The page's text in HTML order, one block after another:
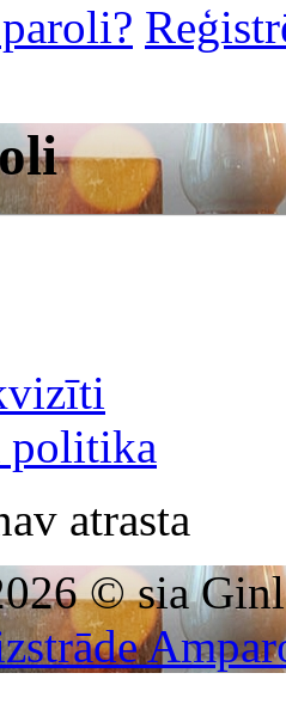
politika
atrasta
© sia